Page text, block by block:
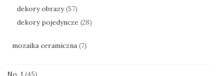
dekory obrazy (57)
dekory pojedyncze (28)
mozaika ceramiczna (7)
No. 1 (45)